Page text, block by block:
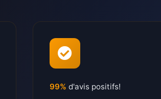
99% d'avis positifs!